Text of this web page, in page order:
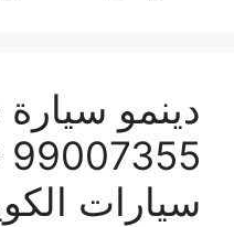
دينمو سيارة
سيارات